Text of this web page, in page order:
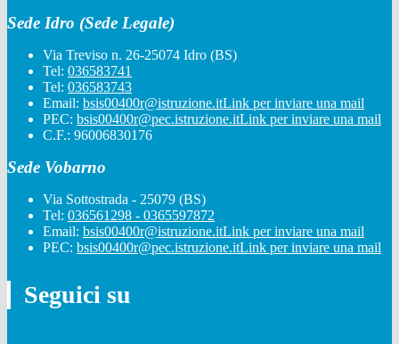
Sede Idro (Sede Legale)
Via Treviso n. 26-25074 Idro (BS)
Tel: 036583741
Tel: 036583743
Email: bsis00400r@istruzione.itLink per inviare una mail
PEC: bsis00400r@pec.istruzione.itLink per inviare una mail
C.F.: 96006830176
Sede Vobarno
Via Sottostrada - 25079 (BS)
Tel: 036561298 - 0365597872
Email: bsis00400r@istruzione.itLink per inviare una mail
PEC: bsis00400r@pec.istruzione.itLink per inviare una mail
Seguici su